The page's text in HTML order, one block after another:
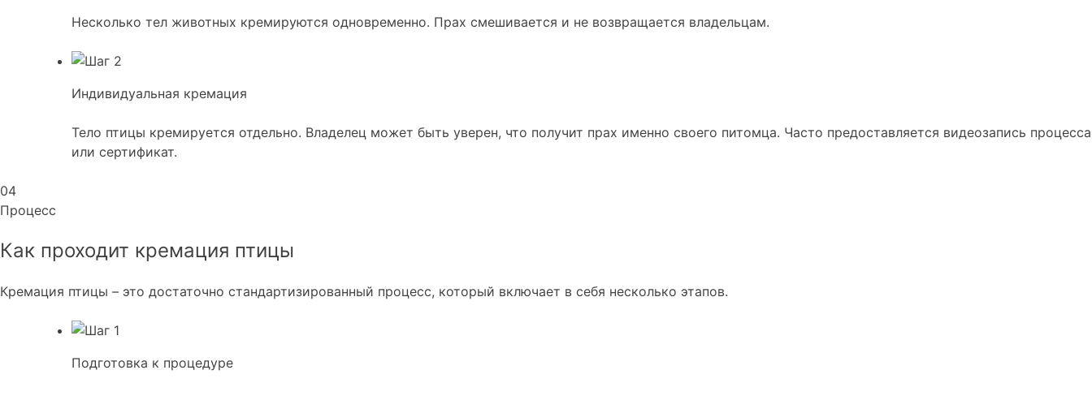
Несколько тел животных кремируются одновременно. Прах смешивается и не возвращается владельцам.
Индивидуальная кремация
Тело птицы кремируется отдельно. Владелец может быть уверен, что получит прах именно своего питомца. Часто предоставляется видеозапись процесса
или сертификат.
04
Процесс
Как проходит кремация птицы
Кремация птицы – это достаточно стандартизированный процесс, который включает в себя несколько этапов.
Подготовка к процедуре